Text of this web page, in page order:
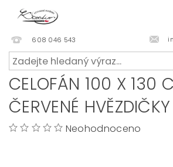
608 046 543
CELOFÁN 100 X 130
ČERVENÉ HVĚZDIČKY
Neohodnoceno